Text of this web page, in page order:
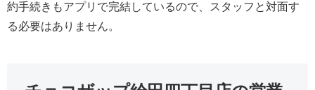
約手続きもアプリで完結しているので、スタッフと対面す
る必要はありません。